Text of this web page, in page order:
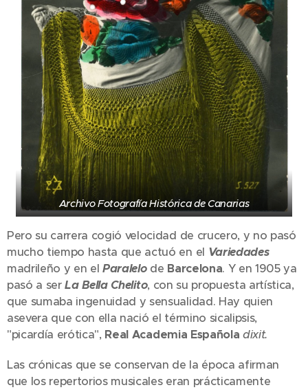
Archivo Fotografía Histórica de Canarias
Pero su carrera cogió velocidad de crucero, y no pasó
mucho tiempo hasta que actuó en el Variedades
madrileño y en elParalelo de Barcelona. Y en 1905 ya
pasó a ser La Bella Chelito, con su propuesta artística,
que sumaba ingenuidad y sensualidad. Hay quien
asevera que con ella nació el término sicalipsis,
"picardía erótica", Real Academia Española dixit.
Las crónicas que se conservan de la época afirman
que los repertorios musicales eran prácticamente